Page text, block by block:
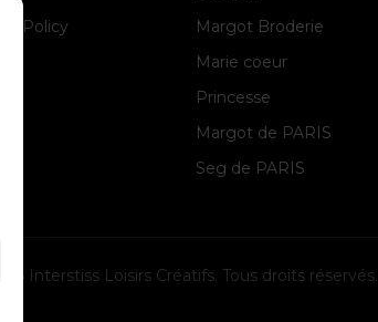
Policy
Margot Broderie
Marie coeur
Princesse
Margot de PARIS
Seg de PARIS
Interstiss Loisirs Créatifs. Tous droits réservés.